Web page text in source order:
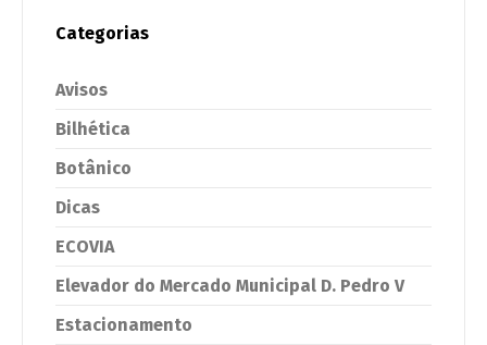
Categorias
Avisos
Bilhética
Botânico
Dicas
ECOVIA
Elevador do Mercado Municipal D. Pedro V
Estacionamento